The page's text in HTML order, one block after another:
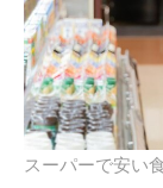
スーパーで安い